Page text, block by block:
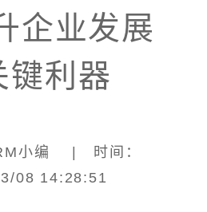
企业发展
键利器
小编 | 时间：
08 14:28:51